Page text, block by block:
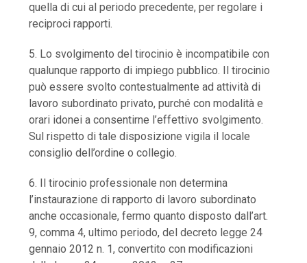
quella di cui al periodo precedente, per regolare i
reciproci rapporti.
5. Lo svolgimento del tirocinio è incompatibile con
qualunque rapporto di impiego pubblico. Il tirocinio
può essere svolto contestualmente ad attività di
lavoro subordinato privato, purché con modalità e
orari idonei a consentirne l’effettivo svolgimento.
Sul rispetto di tale disposizione vigila il locale
consiglio dell’ordine o collegio.
6. Il tirocinio professionale non determina
l’instaurazione di rapporto di lavoro subordinato
anche occasionale, fermo quanto disposto dall’art.
9, comma 4, ultimo periodo, del decreto legge 24
gennaio 2012 n. 1, convertito con modificazioni